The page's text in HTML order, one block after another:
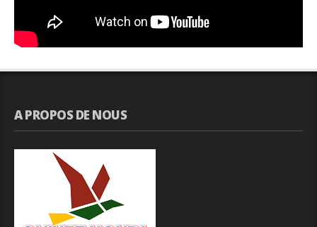
A PROPOS DE NOUS